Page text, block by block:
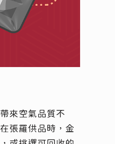
來空氣品質不
張羅供品時，金